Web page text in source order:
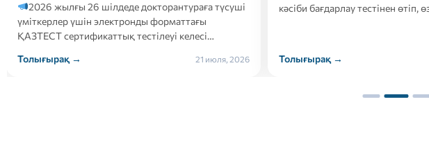
2026 жылғы 26 шілдеде докторантураға түсуші
үміткерлер үшін электронды форматтағы
ҚАЗТЕСТ сертификаттық тестілеуі келесі…
Толығырақ →
21 июля, 2026
кәсіби бағдарлау тестінен өтіп,
Толығырақ →